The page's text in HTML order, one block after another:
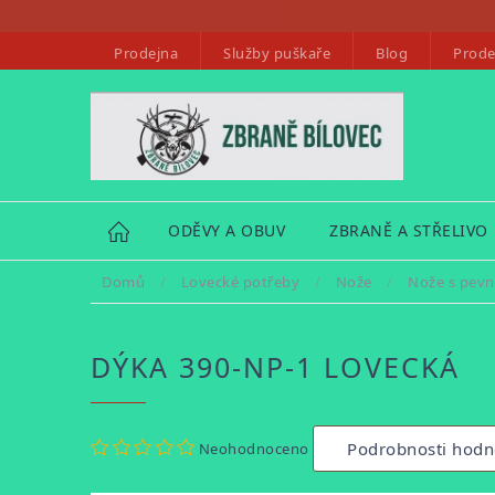
Prodejna Služby puškaře Blog
HOME ODĚVY A OBUV ZBRANĚ A STŘELIVO
Domů / Lovecké potřeby / Nože / Nože s
DÝKA 390-NP-1 LOVECKÁ
hodnocení
Neohodnoceno Podrobnosti